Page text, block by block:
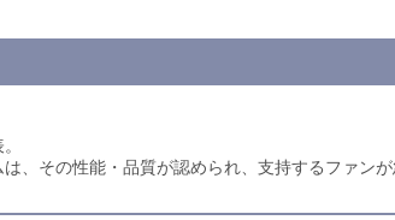
、その性能・品質が認められ、支持するファンが